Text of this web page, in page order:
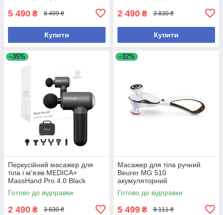
5 490 ₴ 8 499 ₴
Купити
2 490 ₴ 3 830 ₴
Купити
–35%
Перкусійний масажер для
тіла і м'язів MEDICA+
MassHand Pro 4.0 Black
Готово до відправки
2 490 ₴ 3 830 ₴
–32%
Масажер для тіла ручний
Beurer MG 510
акумуляторний
Готово до відправки
5 499 ₴ 8 111 ₴